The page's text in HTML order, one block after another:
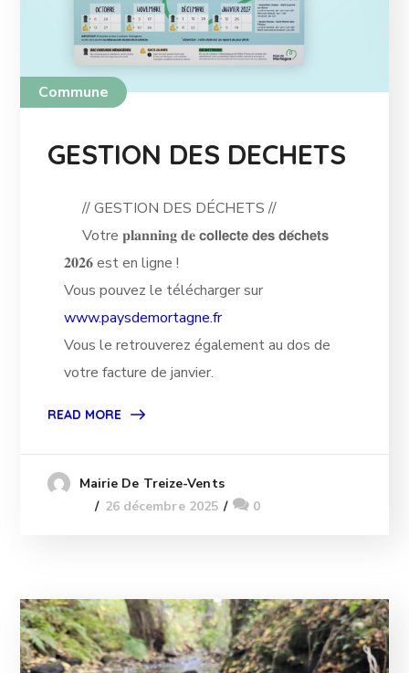
Commune
GESTION DES DECHETS
// GESTION DES DÉCHETS //
Votre 𝐩𝐥𝐚𝐧𝐧𝐢𝐧𝐠 𝐝𝐞 𝗰𝗼𝗹𝗹𝗲𝗰𝘁𝗲 𝗱𝗲𝘀 𝗱𝗲́𝗰𝗵𝗲𝘁𝘀
𝟐𝟎𝟐𝟔 est en ligne !
Vous pouvez le télécharger sur
www.paysdemortagne.fr
Vous le retrouverez également au dos de
votre facture de janvier.
READ MORE
Mairie De Treize-Vents
26 décembre 2025
0